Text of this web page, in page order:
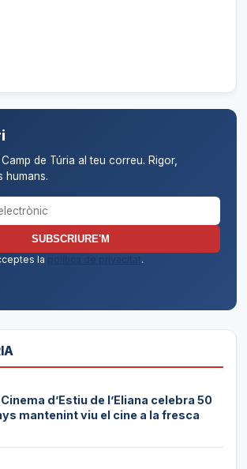
de Túria al teu correu. Rigor,
humans.
per al butlletí
SUBSCRIURE'M
la
política de privacitat.
d’Estiu de l’Eliana celebra 50
mantenint viu el cine a la fresca